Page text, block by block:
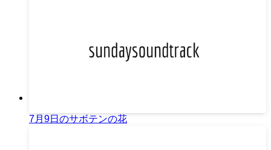
7月9日のサボテンの花